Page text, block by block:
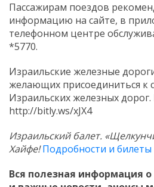
Пассажирам поездов
информацию на сайте, в
телефонном центре
*5770.
Израильские железные
желающих присоединиться к
Израильских железных
http://bitly.ws/xJX4
Израильский балет.
Хайфе! Подробности и билеты
Вся полезная информация